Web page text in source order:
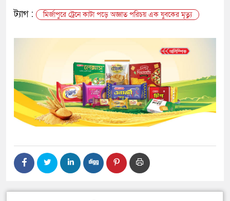
ট্যাগ :
মির্জাপুরে ট্রেনে কাটা পড়ে অজ্ঞাত পরিচয় এক যুবকের মৃত্যু